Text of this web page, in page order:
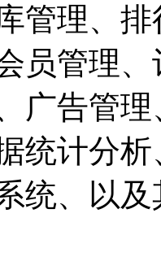
管理、
员管理
广告管
统计分
统、以